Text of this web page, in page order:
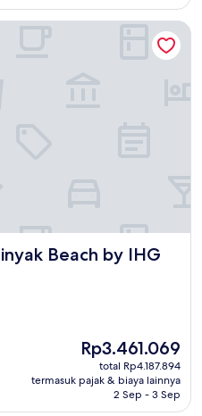
Beach by IHG
by IHG
Harga
sekarang
Rp3.461.069
Rp3.461.069
total Rp4.187.894
termasuk pajak & biaya lainnya
2 Sep - 3 Sep
by IHG